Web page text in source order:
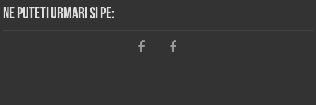
Ne puteti urmari si pe: